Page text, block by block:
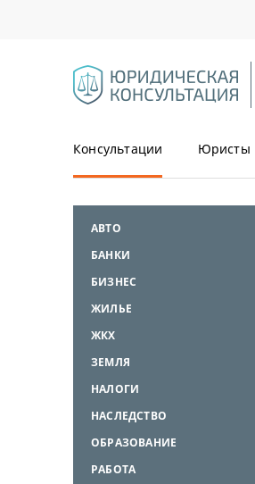
Консультации Юристы
АВТО
БАНКИ
БИЗНЕС
ЖИЛЬЕ
ЖКХ
ЗЕМЛЯ
НАЛОГИ
НАСЛЕДСТВО
ОБРАЗОВАНИЕ
РАБОТА